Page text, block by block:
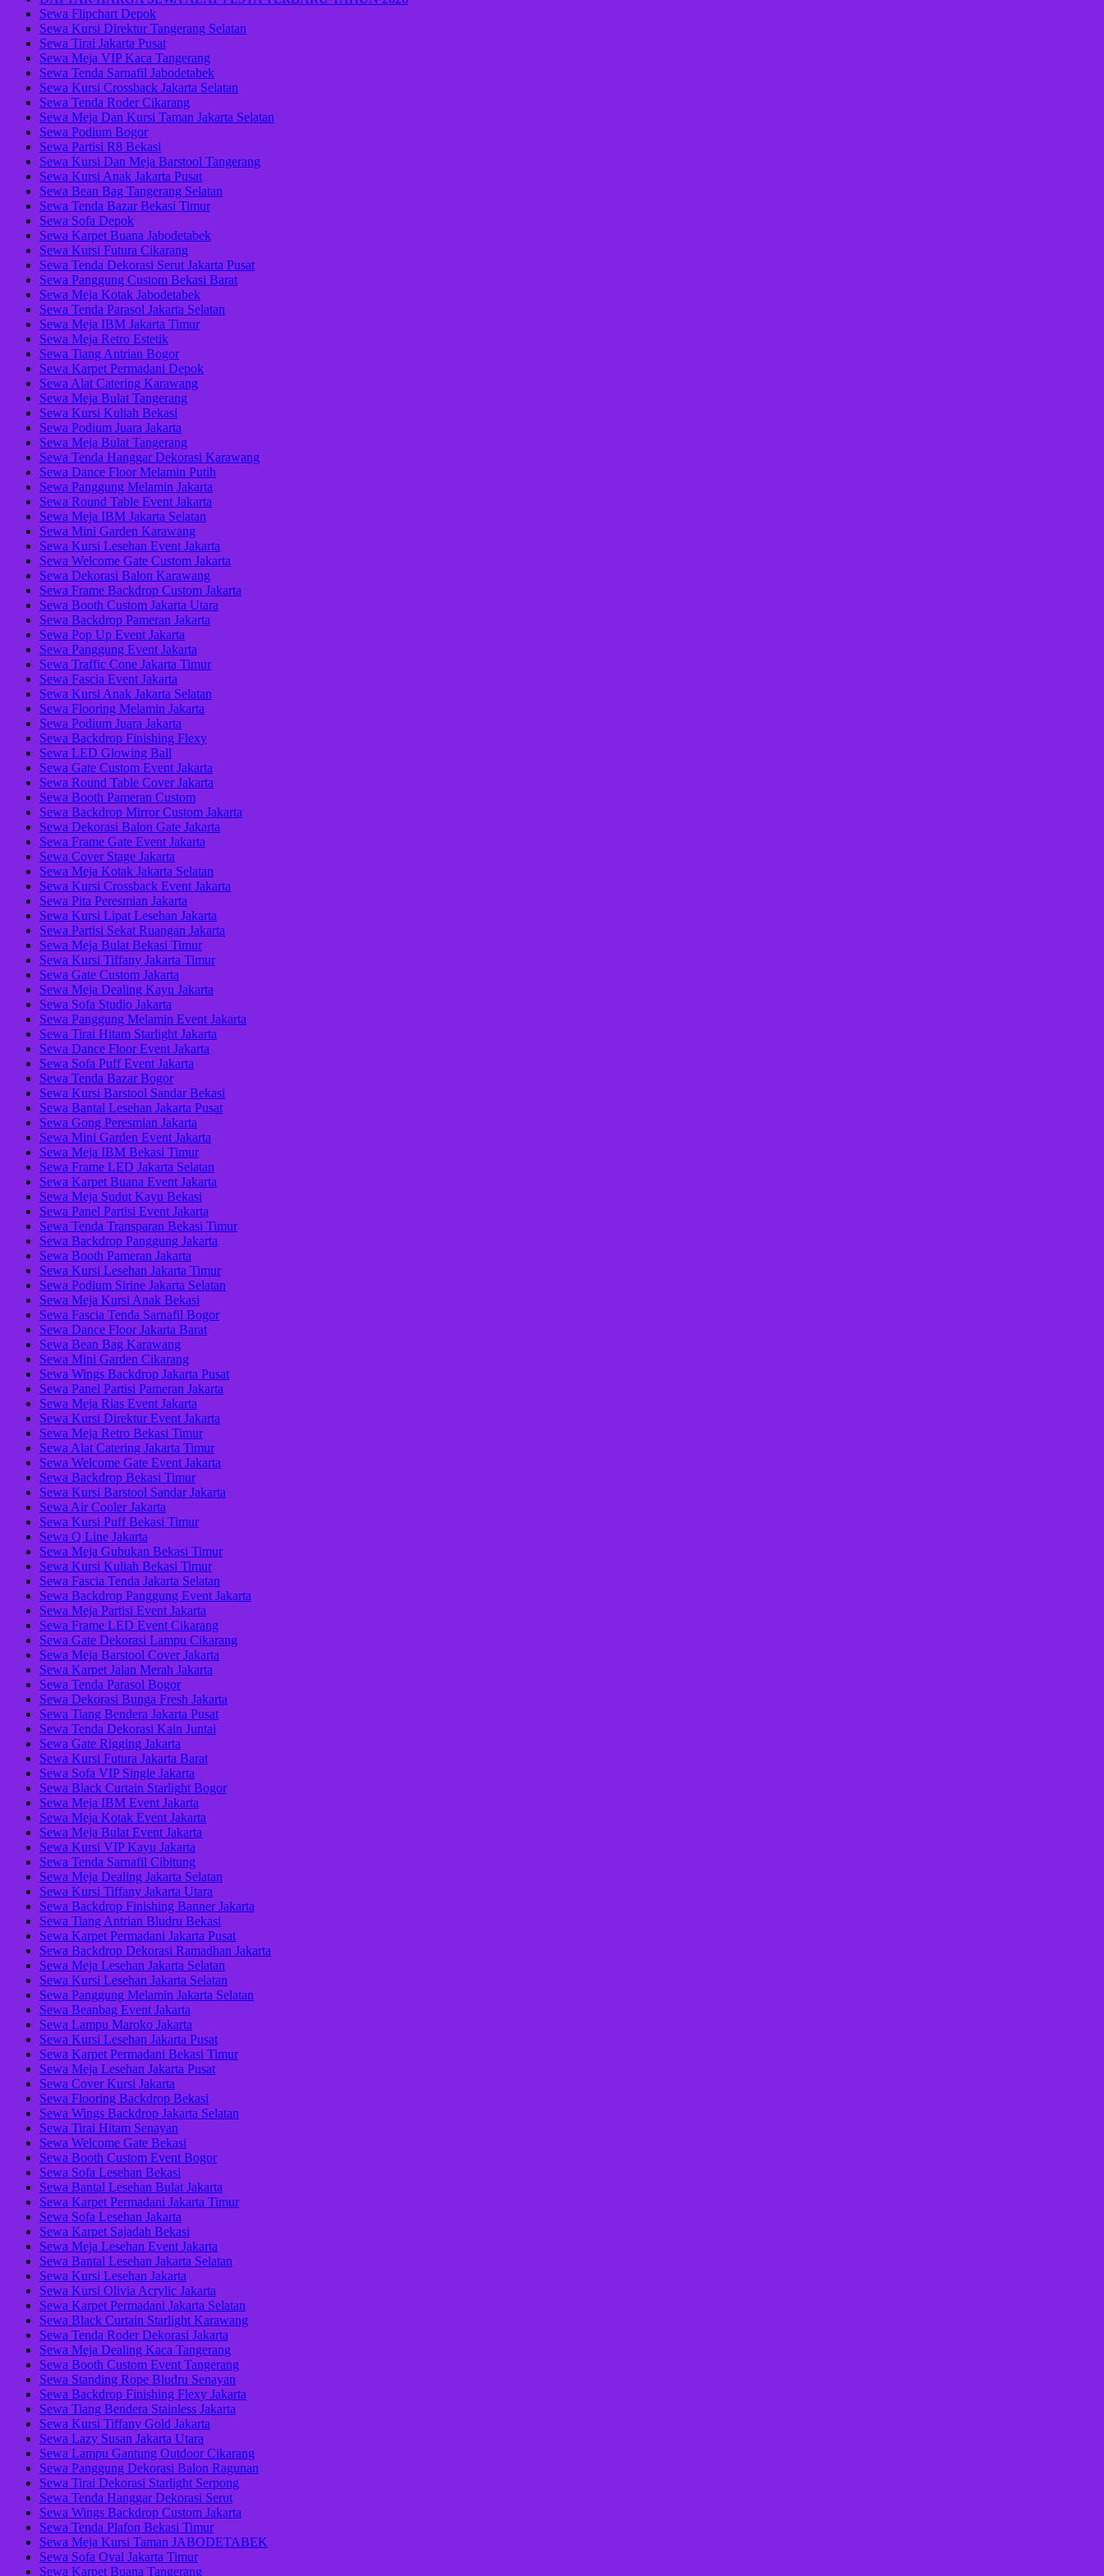
Sewa Flipchart Depok
Sewa Kursi Direktur Tangerang Selatan
Sewa Tirai Jakarta Pusat
Sewa Meja VIP Kaca Tangerang
Sewa Tenda Sarnafil Jabodetabek
Sewa Kursi Crossback Jakarta Selatan
Sewa Tenda Roder Cikarang
Sewa Meja Dan Kursi Taman Jakarta Selatan
Sewa Podium Bogor
Sewa Partisi R8 Bekasi
Sewa Kursi Dan Meja Barstool Tangerang
Sewa Kursi Anak Jakarta Pusat
Sewa Bean Bag Tangerang Selatan
Sewa Tenda Bazar Bekasi Timur
Sewa Sofa Depok
Sewa Karpet Buana Jabodetabek
Sewa Kursi Futura Cikarang
Sewa Tenda Dekorasi Serut Jakarta Pusat
Sewa Panggung Custom Bekasi Barat
Sewa Meja Kotak Jabodetabek
Sewa Tenda Parasol Jakarta Selatan
Sewa Meja IBM Jakarta Timur
Sewa Meja Retro Estetik
Sewa Tiang Antrian Bogor
Sewa Karpet Permadani Depok
Sewa Alat Catering Karawang
Sewa Meja Bulat Tangerang
Sewa Kursi Kuliah Bekasi
Sewa Podium Juara Jakarta
Sewa Meja Bulat Tangerang
Sewa Tenda Hanggar Dekorasi Karawang
Sewa Dance Floor Melamin Putih
Sewa Panggung Melamin Jakarta
Sewa Round Table Event Jakarta
Sewa Meja IBM Jakarta Selatan
Sewa Mini Garden Karawang
Sewa Kursi Lesehan Event Jakarta
Sewa Welcome Gate Custom Jakarta
Sewa Dekorasi Balon Karawang
Sewa Frame Backdrop Custom Jakarta
Sewa Booth Custom Jakarta Utara
Sewa Backdrop Pameran Jakarta
Sewa Pop Up Event Jakarta
Sewa Panggung Event Jakarta
Sewa Traffic Cone Jakarta Timur
Sewa Fascia Event Jakarta
Sewa Kursi Anak Jakarta Selatan
Sewa Flooring Melamin Jakarta
Sewa Podium Juara Jakarta
Sewa Backdrop Finishing Flexy
Sewa LED Glowing Ball
Sewa Gate Custom Event Jakarta
Sewa Round Table Cover Jakarta
Sewa Booth Pameran Custom
Sewa Backdrop Mirror Custom Jakarta
Sewa Dekorasi Balon Gate Jakarta
Sewa Frame Gate Event Jakarta
Sewa Cover Stage Jakarta
Sewa Meja Kotak Jakarta Selatan
Sewa Kursi Crossback Event Jakarta
Sewa Pita Peresmian Jakarta
Sewa Kursi Lipat Lesehan Jakarta
Sewa Partisi Sekat Ruangan Jakarta
Sewa Meja Bulat Bekasi Timur
Sewa Kursi Tiffany Jakarta Timur
Sewa Gate Custom Jakarta
Sewa Meja Dealing Kayu Jakarta
Sewa Sofa Studio Jakarta
Sewa Panggung Melamin Event Jakarta
Sewa Tirai Hitam Starlight Jakarta
Sewa Dance Floor Event Jakarta
Sewa Sofa Puff Event Jakarta
Sewa Tenda Bazar Bogor
Sewa Kursi Barstool Sandar Bekasi
Sewa Bantal Lesehan Jakarta Pusat
Sewa Gong Peresmian Jakarta
Sewa Mini Garden Event Jakarta
Sewa Meja IBM Bekasi Timur
Sewa Frame LED Jakarta Selatan
Sewa Karpet Buana Event Jakarta
Sewa Meja Sudut Kayu Bekasi
Sewa Panel Partisi Event Jakarta
Sewa Tenda Transparan Bekasi Timur
Sewa Backdrop Panggung Jakarta
Sewa Booth Pameran Jakarta
Sewa Kursi Lesehan Jakarta Timur
Sewa Podium Sirine Jakarta Selatan
Sewa Meja Kursi Anak Bekasi
Sewa Fascia Tenda Sarnafil Bogor
Sewa Dance Floor Jakarta Barat
Sewa Bean Bag Karawang
Sewa Mini Garden Cikarang
Sewa Wings Backdrop Jakarta Pusat
Sewa Panel Partisi Pameran Jakarta
Sewa Meja Rias Event Jakarta
Sewa Kursi Direktur Event Jakarta
Sewa Meja Retro Bekasi Timur
Sewa Alat Catering Jakarta Timur
Sewa Welcome Gate Event Jakarta
Sewa Backdrop Bekasi Timur
Sewa Kursi Barstool Sandar Jakarta
Sewa Air Cooler Jakarta
Sewa Kursi Puff Bekasi Timur
Sewa Q Line Jakarta
Sewa Meja Gubukan Bekasi Timur
Sewa Kursi Kuliah Bekasi Timur
Sewa Fascia Tenda Jakarta Selatan
Sewa Backdrop Panggung Event Jakarta
Sewa Meja Partisi Event Jakarta
Sewa Frame LED Event Cikarang
Sewa Gate Dekorasi Lampu Cikarang
Sewa Meja Barstool Cover Jakarta
Sewa Karpet Jalan Merah Jakarta
Sewa Tenda Parasol Bogor
Sewa Dekorasi Bunga Fresh Jakarta
Sewa Tiang Bendera Jakarta Pusat
Sewa Tenda Dekorasi Kain Juntai
Sewa Gate Rigging Jakarta
Sewa Kursi Futura Jakarta Barat
Sewa Sofa VIP Single Jakarta
Sewa Black Curtain Starlight Bogor
Sewa Meja IBM Event Jakarta
Sewa Meja Kotak Event Jakarta
Sewa Meja Bulat Event Jakarta
Sewa Kursi VIP Kayu Jakarta
Sewa Tenda Sarnafil Cibitung
Sewa Meja Dealing Jakarta Selatan
Sewa Kursi Tiffany Jakarta Utara
Sewa Backdrop Finishing Banner Jakarta
Sewa Tiang Antrian Bludru Bekasi
Sewa Karpet Permadani Jakarta Pusat
Sewa Backdrop Dekorasi Ramadhan Jakarta
Sewa Meja Lesehan Jakarta Selatan
Sewa Kursi Lesehan Jakarta Selatan
Sewa Panggung Melamin Jakarta Selatan
Sewa Beanbag Event Jakarta
Sewa Lampu Maroko Jakarta
Sewa Kursi Lesehan Jakarta Pusat
Sewa Karpet Permadani Bekasi Timur
Sewa Meja Lesehan Jakarta Pusat
Sewa Cover Kursi Jakarta
Sewa Flooring Backdrop Bekasi
Sewa Wings Backdrop Jakarta Selatan
Sewa Tirai Hitam Senayan
Sewa Welcome Gate Bekasi
Sewa Booth Custom Event Bogor
Sewa Sofa Lesehan Bekasi
Sewa Bantal Lesehan Bulat Jakarta
Sewa Karpet Permadani Jakarta Timur
Sewa Sofa Lesehan Jakarta
Sewa Karpet Sajadah Bekasi
Sewa Meja Lesehan Event Jakarta
Sewa Bantal Lesehan Jakarta Selatan
Sewa Kursi Lesehan Jakarta
Sewa Kursi Olivia Acrylic Jakarta
Sewa Karpet Permadani Jakarta Selatan
Sewa Black Curtain Starlight Karawang
Sewa Tenda Roder Dekorasi Jakarta
Sewa Meja Dealing Kaca Tangerang
Sewa Booth Custom Event Tangerang
Sewa Standing Rope Bludru Senayan
Sewa Backdrop Finishing Flexy Jakarta
Sewa Tiang Bendera Stainless Jakarta
Sewa Kursi Tiffany Gold Jakarta
Sewa Lazy Susan Jakarta Utara
Sewa Lampu Gantung Outdoor Cikarang
Sewa Panggung Dekorasi Balon Ragunan
Sewa Tirai Dekorasi Starlight Serpong
Sewa Tenda Hanggar Dekorasi Serut
Sewa Wings Backdrop Custom Jakarta
Sewa Tenda Plafon Bekasi Timur
Sewa Meja Kursi Taman JABODETABEK
Sewa Sofa Oval Jakarta Timur
Sewa Karpet Buana Tangerang